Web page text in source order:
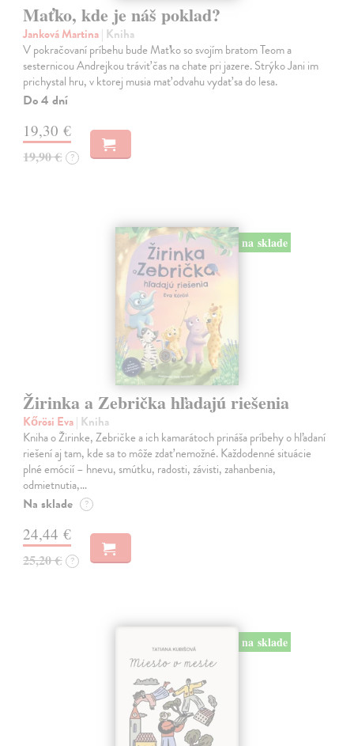
Maťko, kde je náš poklad?
Janková Martina| Kniha
V pokračovaní príbehu bude Maťko so svojím bratom Teom a
sesternicou Andrejkou tráviť čas na chate pri jazere. Strýko Jani im
prichystal hru, v ktorej musia mať odvahu vydať sa do lesa.
Do 4 dní
19,30 €
19,90 € ?
na sklade
Žirinka a Zebrička hľadajú riešenia
Kőrösi Eva| Kniha
Kniha o Žirinke, Zebričke a ich kamarátoch prináša príbehy o hľadaní
riešení aj tam, kde sa to môže zdať nemožné. Každodenné situácie
plné emócií – hnevu, smútku, radosti, závisti, zahanbenia,
odmietnutia,…
Na sklade ?
24,44 €
25,20 € ?
na sklade